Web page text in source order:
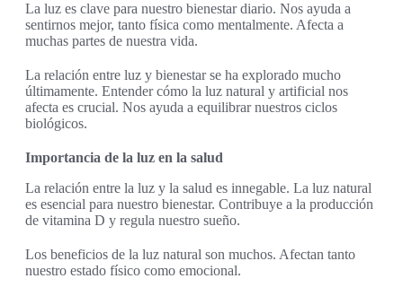
La luz es clave para nuestro bienestar diario. Nos ayuda a
sentirnos mejor, tanto física como mentalmente. Afecta a
muchas partes de nuestra vida.
La relación entre luz y bienestar se ha explorado mucho
últimamente. Entender cómo la luz natural y artificial nos
afecta es crucial. Nos ayuda a equilibrar nuestros ciclos
biológicos.
Importancia de la luz en la salud
La relación entre la luz y la salud es innegable. La luz natural
es esencial para nuestro bienestar. Contribuye a la producción
de vitamina D y regula nuestro sueño.
Los beneficios de la luz natural son muchos. Afectan tanto
nuestro estado físico como emocional.